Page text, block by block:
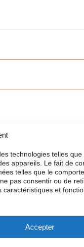
technologies telles que
appareils. Le fait de
telles que le
pas consentir ou de
et
Accepter
89 Rue de
Rue de